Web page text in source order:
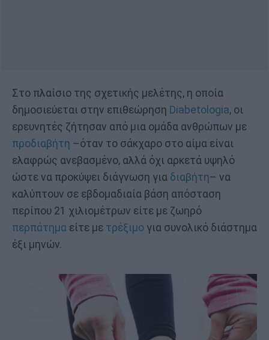
Στο πλαίσιο της σχετικής μελέτης, η οποία
δημοσιεύεται στην επιθεώρηση Diabetologia, οι
ερευνητές ζήτησαν από μια ομάδα ανθρώπων με
προδιαβήτη –όταν το σάκχαρο στο αίμα είναι
ελαφρώς ανεβασμένο, αλλά όχι αρκετά υψηλό
ώστε να προκύψει διάγνωση για διαβήτη– να
καλύπτουν σε εβδομαδιαία βάση απόσταση
περίπου 21 χιλιομέτρων είτε με ζωηρό
περπάτημα είτε με τρέξιμο για συνολικό διάστημα
έξι μηνών.